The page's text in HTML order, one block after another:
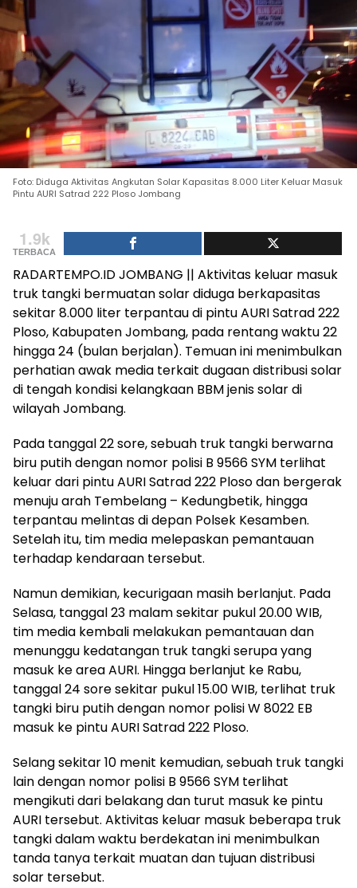
Foto: Diduga Aktivitas Angkutan Solar Kapasitas 8.000 Liter Keluar Masuk
Pintu AURI Satrad 222 Ploso Jombang
1.9k
TERBACA
RADARTEMPO.ID JOMBANG || Aktivitas keluar masuk
truk tangki bermuatan solar diduga berkapasitas
sekitar 8.000 liter terpantau di pintu AURI Satrad 222
Ploso, Kabupaten Jombang, pada rentang waktu 22
hingga 24 (bulan berjalan). Temuan ini menimbulkan
perhatian awak media terkait dugaan distribusi solar
di tengah kondisi kelangkaan BBM jenis solar di
wilayah Jombang.
Pada tanggal 22 sore, sebuah truk tangki berwarna
biru putih dengan nomor polisi B 9566 SYM terlihat
keluar dari pintu AURI Satrad 222 Ploso dan bergerak
menuju arah Tembelang – Kedungbetik, hingga
terpantau melintas di depan Polsek Kesamben.
Setelah itu, tim media melepaskan pemantauan
terhadap kendaraan tersebut.
Namun demikian, kecurigaan masih berlanjut. Pada
Selasa, tanggal 23 malam sekitar pukul 20.00 WIB,
tim media kembali melakukan pemantauan dan
menunggu kedatangan truk tangki serupa yang
masuk ke area AURI. Hingga berlanjut ke Rabu,
tanggal 24 sore sekitar pukul 15.00 WIB, terlihat truk
tangki biru putih dengan nomor polisi W 8022 EB
masuk ke pintu AURI Satrad 222 Ploso.
Selang sekitar 10 menit kemudian, sebuah truk tangki
lain dengan nomor polisi B 9566 SYM terlihat
mengikuti dari belakang dan turut masuk ke pintu
AURI tersebut. Aktivitas keluar masuk beberapa truk
tangki dalam waktu berdekatan ini menimbulkan
tanda tanya terkait muatan dan tujuan distribusi
solar tersebut.